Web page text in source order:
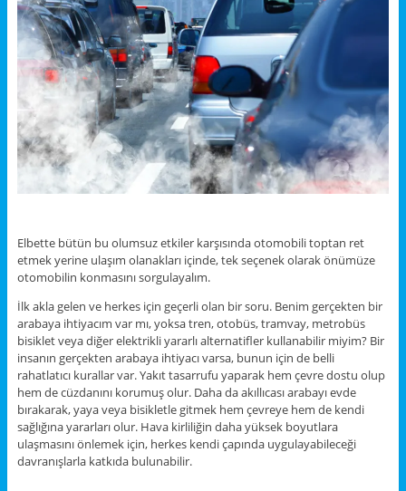
Elbette bütün bu olumsuz etkiler karşısında otomobili toptan ret
etmek yerine ulaşım olanakları içinde, tek seçenek olarak önümüze
otomobilin konmasını sorgulayalım.
İlk akla gelen ve herkes için geçerli olan bir soru. Benim gerçekten bir
arabaya ihtiyacım var mı, yoksa tren, otobüs, tramvay, metrobüs
bisiklet veya diğer elektrikli yararlı alternatifler kullanabilir miyim? Bir
insanın gerçekten arabaya ihtiyacı varsa, bunun için de belli
rahatlatıcı kurallar var. Yakıt tasarrufu yaparak hem çevre dostu olup
hem de cüzdanını korumuş olur. Daha da akıllıcası arabayı evde
bırakarak, yaya veya bisikletle gitmek hem çevreye hem de kendi
sağlığına yararları olur. Hava kirliliğin daha yüksek boyutlara
ulaşmasını önlemek için, herkes kendi çapında uygulayabileceği
davranışlarla katkıda bulunabilir.